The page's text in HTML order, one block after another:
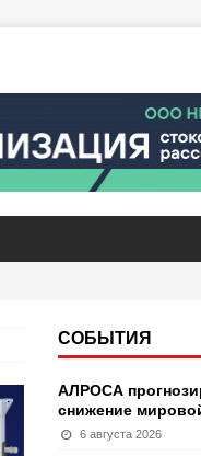
СОБЫТИЯ
АЛРОСА
снижение
6 августа 2026